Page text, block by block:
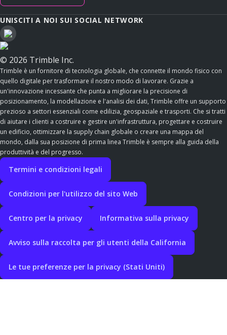
UNISCITI A NOI SUI SOCIAL NETWORK
© 2026 Trimble Inc.
Trimble è un fornitore di tecnologia globale, che connette il mondo fisico con
quello digitale per trasformare il nostro modo di lavorare. Grazie a
un'innovazione incessante che punta a migliorare la precisione di
posizionamento, la modellazione e l'analisi dei dati, Trimble offre un supporto
prezioso a settori essenziali come edilizia, geospaziale e trasporti. Che si tratti
di aiutare i clienti a costruire e gestire un'infrastruttura, progettare e costruire
un edificio, ottimizzare la supply chain globale o creare una mappa del
mondo, dalla sua posizione di prima linea Trimble è sempre alla guida della
produttività e del progresso.
Termini e condizioni legali
Condizioni per l'utilizzo del sito Web
Centro per la privacy Informativa sulla privacy
Avviso sulla raccolta per gli utenti della California
Le tue preferenze per la privacy (Stati Uniti)